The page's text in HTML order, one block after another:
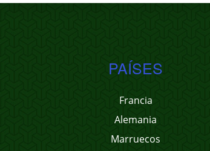
PAÍSES
Francia
Alemania
Marruecos